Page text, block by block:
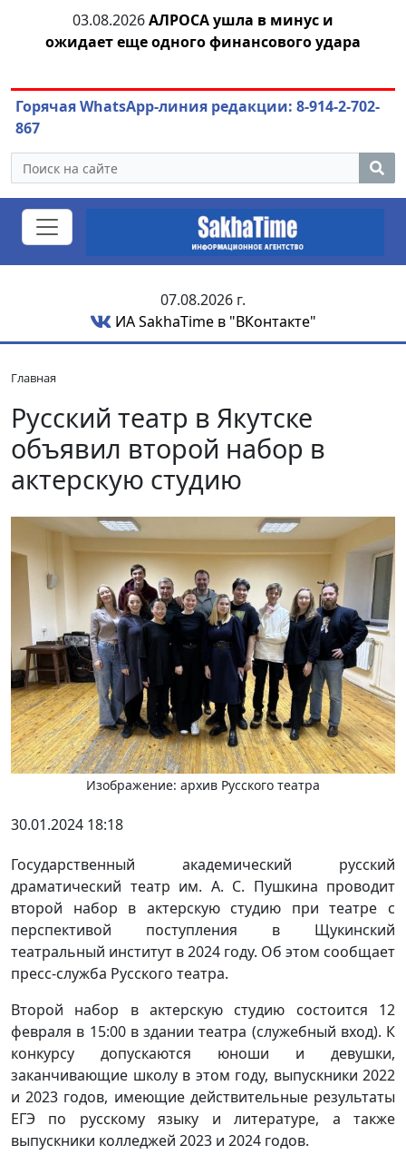
03.08.2026АЛРОСА ушла в минус и
ожидает еще одного финансового удара
Горячая WhatsApp-линия редакции: 8-914-2-702-
867
07.08.2026 г.
ИА SakhaTime в "ВКонтакте"
Главная
Русский театр в Якутске
объявил второй набор в
актерскую студию
Изображение: архив Русского театра
30.01.2024 18:18
Государственный академический русский
драматический театр им. А. С. Пушкина проводит
второй набор в актерскую студию при театре с
перспективой поступления в Щукинский
театральный институт в 2024 году. Об этом сообщает
пресс-служба Русского театра.
Второй набор в актерскую студию состоится 12
февраля в 15:00 в здании театра (служебный вход). К
конкурсу допускаются юноши и девушки,
заканчивающие школу в этом году, выпускники 2022
и 2023 годов, имеющие действительные результаты
ЕГЭ по русскому языку и литературе, а также
выпускники колледжей 2023 и 2024 годов.